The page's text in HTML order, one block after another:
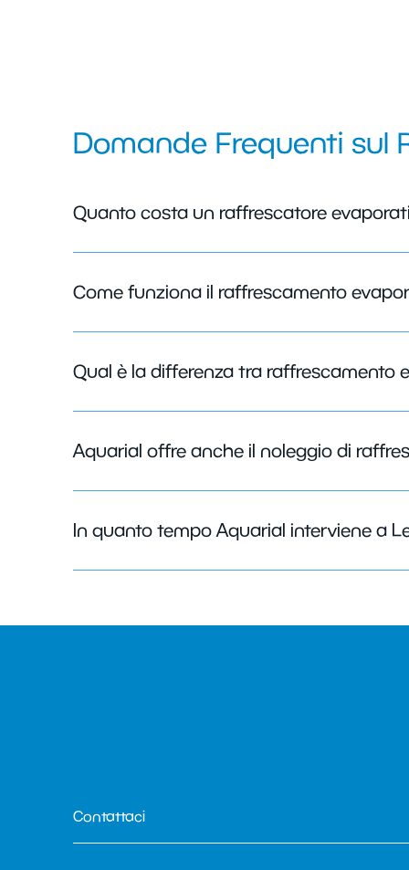
Domande Frequenti sul
Quanto costa un raffrescatore
Come funziona il raffrescamento
Qual è la differenza tra raffrescamento
Aquarial offre anche il noleggio di
In quanto tempo Aquarial interviene a
Contattaci